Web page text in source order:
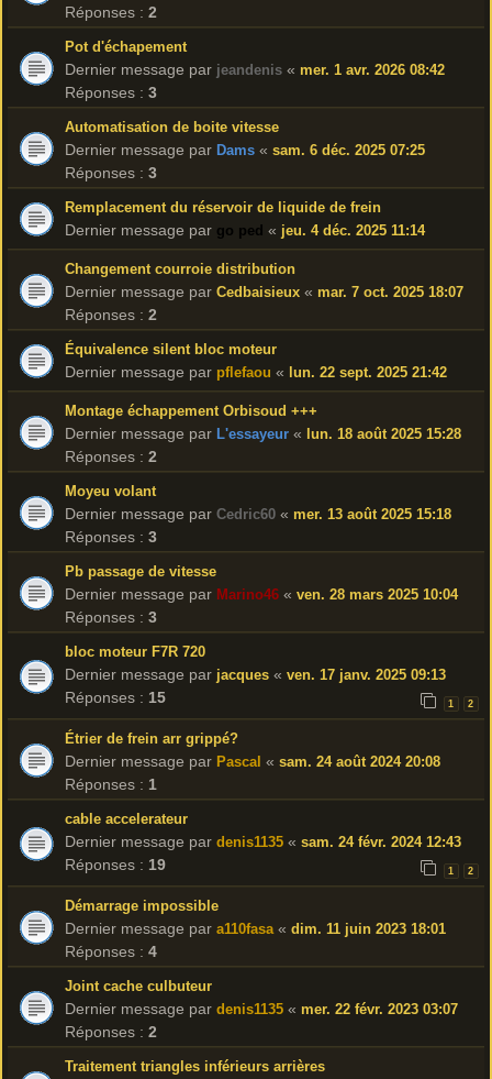
Réponses : 2
Pot d'échapement
Dernier message par jeandenis « mer. 1 avr. 2026 08:42
Réponses : 3
Automatisation de boite vitesse
Dernier message par Dams « sam. 6 déc. 2025 07:25
Réponses : 3
Remplacement du réservoir de liquide de frein
Dernier message par go ped « jeu. 4 déc. 2025 11:14
Changement courroie distribution
Dernier message par Cedbaisieux « mar. 7 oct. 2025 18:07
Réponses : 2
Équivalence silent bloc moteur
Dernier message par pflefaou « lun. 22 sept. 2025 21:42
Montage échappement Orbisoud +++
Dernier message par L'essayeur « lun. 18 août 2025 15:28
Réponses : 2
Moyeu volant
Dernier message par Cedric60 « mer. 13 août 2025 15:18
Réponses : 3
Pb passage de vitesse
Dernier message par Marino46 « ven. 28 mars 2025 10:04
Réponses : 3
bloc moteur F7R 720
Dernier message par jacques « ven. 17 janv. 2025 09:13
Réponses : 15 1 2
Étrier de frein arr grippé?
Dernier message par Pascal « sam. 24 août 2024 20:08
Réponses : 1
cable accelerateur
Dernier message par denis1135 « sam. 24 févr. 2024 12:43
Réponses : 19 1 2
Démarrage impossible
Dernier message par a110fasa « dim. 11 juin 2023 18:01
Réponses : 4
Joint cache culbuteur
Dernier message par denis1135 « mer. 22 févr. 2023 03:07
Réponses : 2
Traitement triangles inférieurs arrières